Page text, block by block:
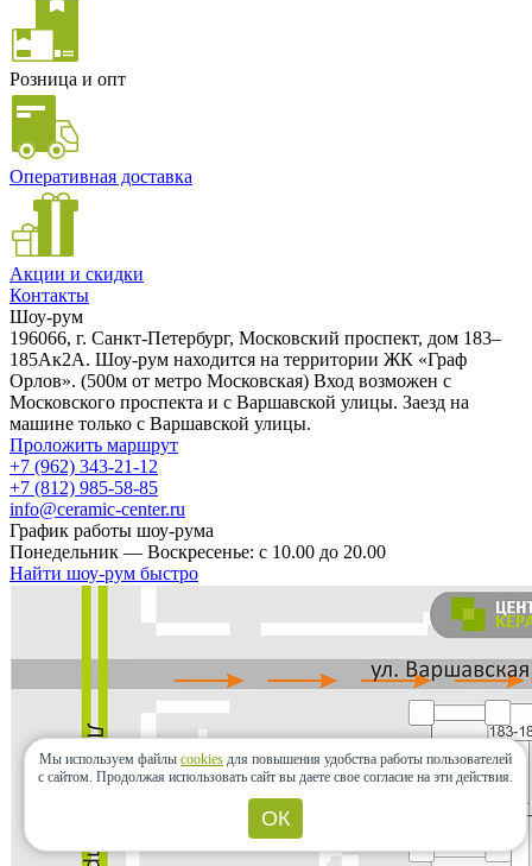
Розница и опт
Оперативная доставка
Акции и скидки
Контакты
Шоу-рум
196066, г. Санкт-Петербург, Московский проспект, дом 183–
185Ак2А. Шоу-рум находится на территории ЖК «Граф
Орлов». (500м от метро Московская) Вход возможен с
Московского проспекта и с Варшавской улицы. Заезд на
машине только с Варшавской улицы.
Проложить маршрут
+7 (962) 343-21-12
+7 (812) 985-58-85
info@ceramic-center.ru
График работы шоу-рума
Понедельник — Воскресенье: с 10.00 до 20.00
Найти шоу-рум быстро
Мы используем файлы cookies для повышения удобства работы пользователей
с сайтом. Продолжая использовать сайт вы даете свое согласие на эти действия.
ОК